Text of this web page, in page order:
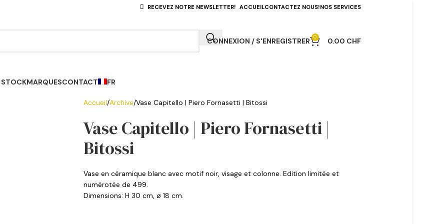
RECEVEZ NOTRE NEWSLETTER! ACCUEILCONTACTEZ NOUS!NOS SERVICES
CONNEXION / S'ENREGISTRER 0 0.00 CHF
STOCKMARQUESCONTACT FR
Accueil Archive Vase Capitello | Piero Fornasetti | Bitossi
Vase Capitello | Piero Fornasetti |
Bitossi
Vase en céramique blanc avec motif noir, visage et colonne. Edition limitée et
numérotée de 499.
Dimensions: H 30 cm, ø 18 cm.